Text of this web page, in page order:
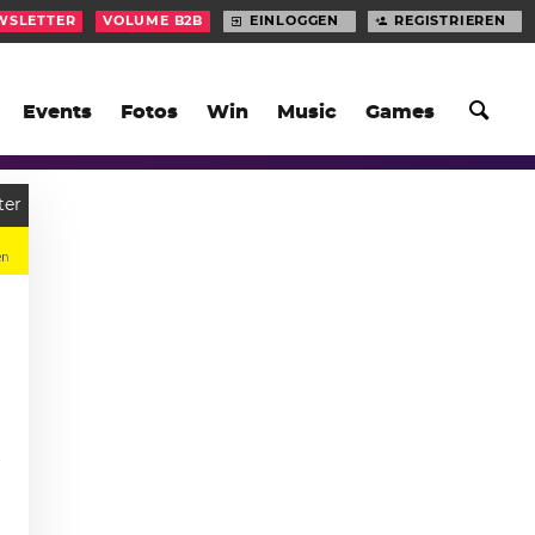
Events Fotos Win Music Games
VOLUME B2B EINLOGGEN REGISTRIEREN